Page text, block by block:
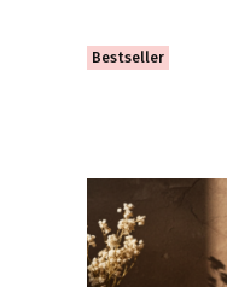
Bestseller